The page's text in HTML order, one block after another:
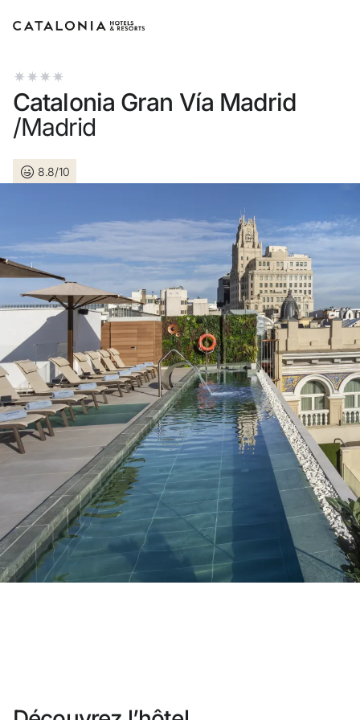
LOGIN
Vous avez oublié votre
ou utilisez l’une de
Connexion via
Connexion par adresse
Vous n'êtes pas encore inscrit ?
Créer un
Profitez des avantages du
Meilleur prix garanti
Annulation gratuite
Catalonia Gran Vía Madrid
/Madrid
8.8/10